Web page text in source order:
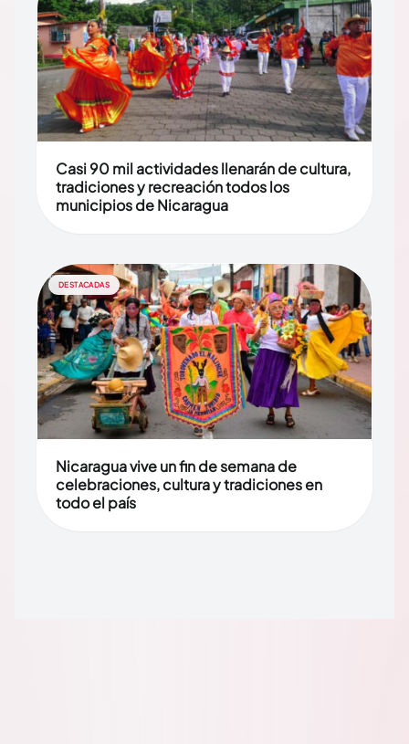
Casi 90 mil actividades llenarán de cultura,
tradiciones y recreación todos los
municipios de Nicaragua
DESTACADAS
Nicaragua vive un fin de semana de
celebraciones, cultura y tradiciones en
todo el país